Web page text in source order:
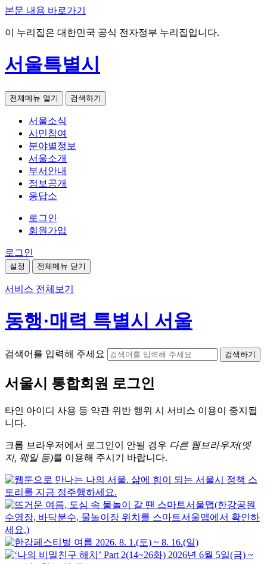
본문 내용 바로가기
이 누리집은 대한민국 공식 전자정부 누리집입니다.
서울특별시
전체메뉴 열기 검색하기
서울소식
시민참여
분야별정보
서울소개
부서안내
정보공개
응답소
로그인
회원가입
로그인
설정 전체메뉴 닫기
서비스 전체보기
동행·매력 특별시 서울
검색어를 입력해 주세요 검색하기
서울시 통합회원 로그인
타인 아이디 사용 등 약관 위반 행위 시 서비스 이용이 중지됩
니다.
크롬 브라우저에서 로그인이 안될 경우 다른 웹브라우저(엣
지, 웨일 등)를 이용해 주시기 바랍니다.